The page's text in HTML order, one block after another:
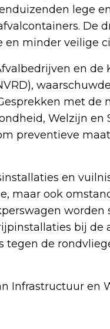
lege
De
en minder veilige
en de
met de
Welzijn
preventieve
en
maar ook
bij de
tegen de
Infrastructuur en